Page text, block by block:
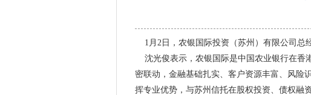
1月2日，农银国际投资（苏州）有限公司总
沈光俊表示，农银国际是中国农业银行在香
密联动，金融基础扎实、客户资源丰富、风险
挥专业优势，与苏州信托在股权投资、债权融